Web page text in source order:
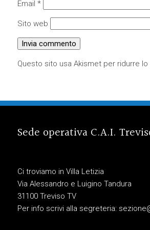
Email *
Sito web
Questo sito usa Akismet per ridurre lo
Sede operativa C.A.I.
Ci troviamo in Villa Letizia
Via Alessandro e Luigino Tandura
31100 Treviso TV
Per info scrivi alla segreteria: